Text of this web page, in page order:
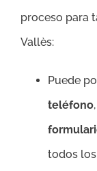
proceso para
Vallès:
Puede
teléfono,
todos